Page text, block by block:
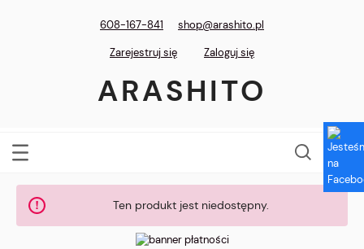
608-167-841
shop@arashito.pl
Zarejestruj się
Zaloguj się
ARASHITO
Ten produkt jest niedostępny.